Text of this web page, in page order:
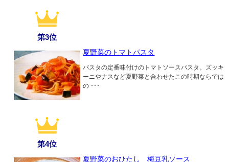
第3位
夏野菜のトマトパスタ
パスタの定番味付けのトマトソースパスタ。ズッキ
ーニやナスなど夏野菜と合わせたこの時期ならでは
の ･･･
第4位
夏野菜のおひたし 梅豆乳ソース